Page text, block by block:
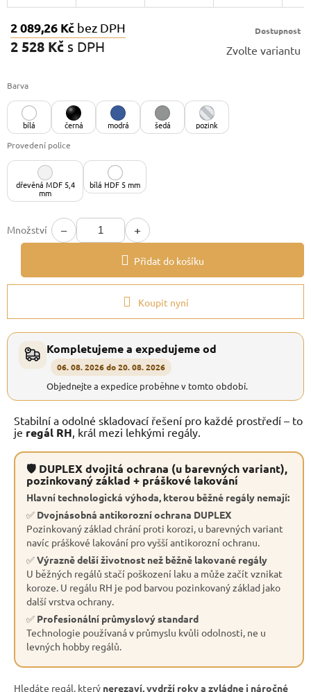
2 089,26 Kč bez DPH
2 528 Kč s DPH
Dostupnost
Zvolte variantu
Barva
bílá černá modrá šedá
pozink
Provedení police
dřevěná MDF 5,4
mm
bílá HDF 5 mm
Množství − +
Přidat do košíku
Koupit nyní
Kompletujeme a expedujeme od
06. 08. 2026 do 20. 08. 2026
Objednejte a expedice proběhne v tomto období.
Stabilní a odolné skladovací řešení pro každé prostředí – to
je regál RH , král mezi lehkými regály.
🛡 DUPLEX dvojitá ochrana (u barevných variant),
pozinkovaný základ + práškové lakování
Hlavní technologická výhoda, kterou běžné regály nemají:
✅ Dvojnásobná antikorozní ochrana DUPLEX
Pozinkovaný základ chrání proti korozi, u barevných variant
navíc práškové lakování pro vyšší antikorozní ochranu.
✅Výrazně delší životnost než běžně lakované regály
U běžných regálů stačí poškození laku a může začít vznikat
koroze. U regálu RH je pod barvou pozinkovaný základ jako
další vrstva ochrany.
✅ Profesionální průmyslový standard
Technologie používaná v průmyslu kvůli odolnosti, ne u
levných hobby regálů.
Hledáte regál, který nerezaví, vydrží roky a zvládne i náročné